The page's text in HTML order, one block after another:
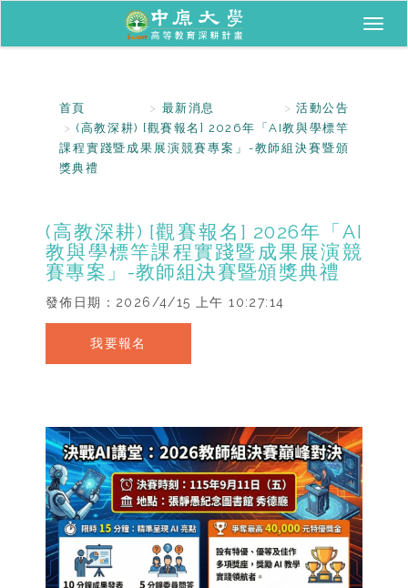
首頁 最新消息
活動公告
(高教深耕) [觀賽報名] 2026年「AI教與學標竿
課程實踐暨成果展演競賽專案」-教師組決賽暨頒
獎典禮
(高教深耕) [觀賽報名] 2026年「AI
教與學標竿課程實踐暨成果展演競
賽專案」-教師組決賽暨頒獎典禮
發佈日期： 2026/4/15 上午 10:27:14
我要報名